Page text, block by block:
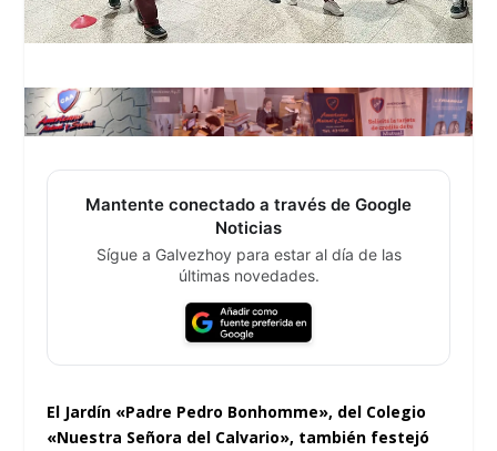
Mantente conectado a través de Google
Noticias
Sígue a Galvezhoy para estar al día de las
últimas novedades.
El Jardín «Padre Pedro Bonhomme», del Colegio
«Nuestra Señora del Calvario», también festejó